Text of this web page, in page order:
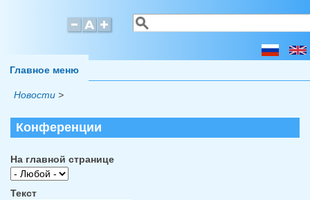
Форма поиска
Поиск
Главное меню
Новости >
Конференции
На главной странице
Текст